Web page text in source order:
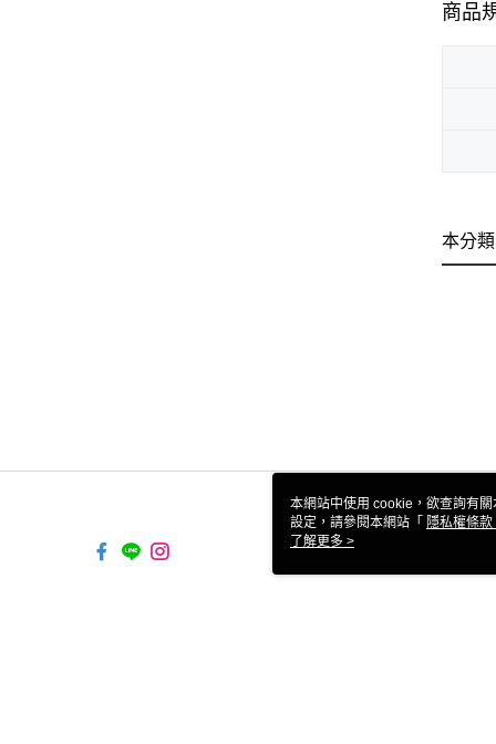
商品
本分
本網站中使用 cookie，欲查詢有
設定，請參閱本網站「 隱私權條款
使用 cookie。
了解更多 >